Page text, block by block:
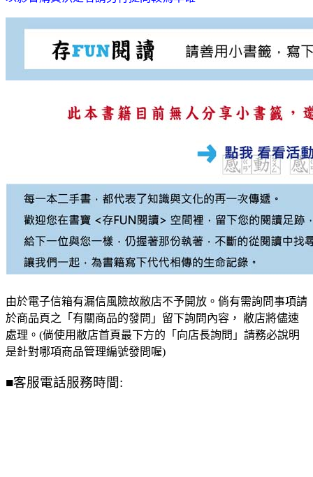
由於電子信箱有漏信風險故敝店不予開放。倘有需詢問事項請
於商品頁之「有關商品的發問」留下詢問內容， 敝店將儘速
處理。(倘使用敝店首頁最下方的「向店長詢問」請務必說明
是針對哪項商品管理編號發問喔)
■客服電話服務時間: